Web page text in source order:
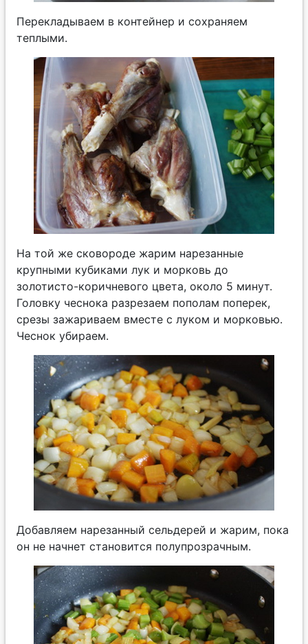
Перекладываем в контейнер и сохраняем
теплыми.
На той же сковороде жарим нарезанные
крупными кубиками лук и морковь до
золотисто-коричневого цвета, около 5 минут.
Головку чеснока разрезаем пополам поперек,
срезы зажариваем вместе с луком и морковью.
Чеснок убираем.
Добавляем нарезанный сельдерей и жарим, пока
он не начнет становится полупрозрачным.